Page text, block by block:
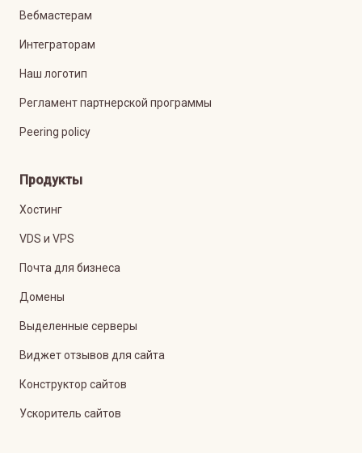
Вебмастерам
Интеграторам
Наш логотип
Регламент партнерской программы
Peering policy
Продукты
Хостинг
VDS и VPS
Почта для бизнеса
Домены
Выделенные серверы
Виджет отзывов для сайта
Конструктор сайтов
Ускоритель сайтов